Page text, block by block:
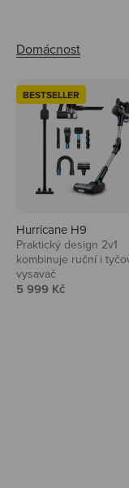
BESTSELLER
Hurricane H9
Praktický design 2v1
kombinuje ruční i
vysavač
Prodejní cena
5 999 Kč
Audio
Niceboy
do noty.